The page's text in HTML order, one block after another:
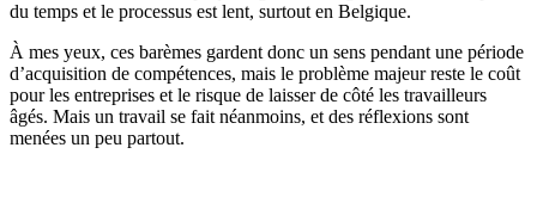
du temps et le processus est lent, surtout en Belgique.
À mes yeux, ces barèmes gardent donc un sens pendant une période
d’acquisition de compétences, mais le problème majeur reste le coût
pour les entreprises et le risque de laisser de côté les travailleurs
âgés. Mais un travail se fait néanmoins, et des réflexions sont
menées un peu partout.